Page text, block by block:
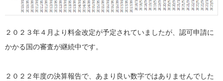
２０２３年４月より料金改定が予定されていましたが、認可申請に
かかる国の審査が継続中です。
２０２２年度の決算報告で、あまり良い数字ではありませんでした